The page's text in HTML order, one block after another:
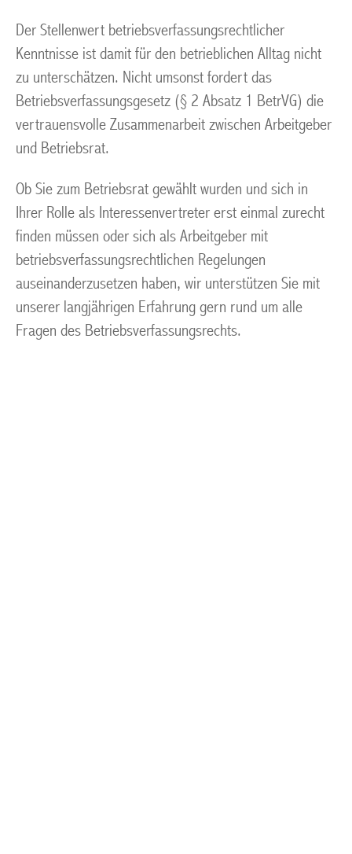
Der Stellenwert betriebsverfassungsrechtlicher
Kenntnisse ist damit für den betrieblichen Alltag nicht
zu unterschätzen. Nicht umsonst fordert das
Betriebsverfassungsgesetz (§ 2 Absatz 1 BetrVG) die
vertrauensvolle Zusammenarbeit zwischen Arbeitgeber
und Betriebsrat.
Ob Sie zum Betriebsrat gewählt wurden und sich in
Ihrer Rolle als Interessenvertreter erst einmal zurecht
finden müssen oder sich als Arbeitgeber mit
betriebsverfassungsrechtlichen Regelungen
auseinanderzusetzen haben, wir unterstützen Sie mit
unserer langjährigen Erfahrung gern rund um alle
Fragen des Betriebsverfassungsrechts.